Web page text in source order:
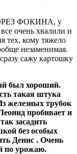
ФОКИНА, у
очень хвалили и
тех, кому тяжело
незаменимая.
сажу картошку
был хороший.
такая штука
железных трубок
пробивает и
засадить
без особых
Денис . Очень
по урожаю.